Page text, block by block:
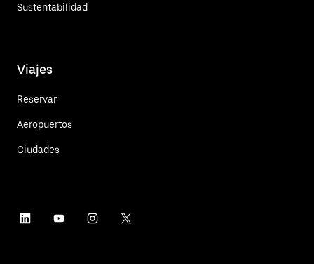
Sustentabilidad
Viajes
Reservar
Aeropuertos
Ciudades